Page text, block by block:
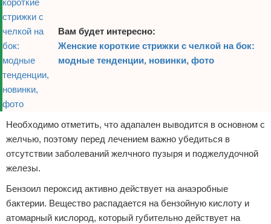
Вам будет интересно:
Женские короткие стрижки с челкой на бок:
модные тенденции, новинки, фото
Необходимо отметить, что адапален выводится в основном с
желчью, поэтому перед лечением важно убедиться в
отсутствии заболеваний желчного пузыря и поджелудочной
железы.
Бензоил пероксид активно действует на анаэробные
бактерии. Вещество распадается на бензойную кислоту и
атомарный кислород, который губительно действует на